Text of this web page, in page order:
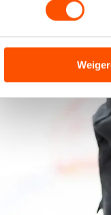
analyseren. We
analyse. Zij kunnen
hun services.
adequaat
Meer informatie vindt